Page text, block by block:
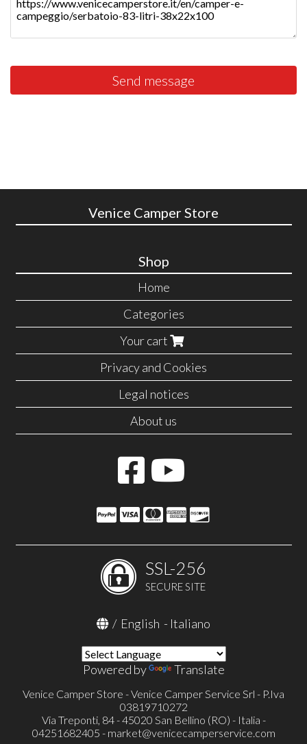
Send message
Venice Camper Store
Shop
Home
Categories
Your cart
Privacy and Cookies
Legal notices
About us
SSL-256
SECURE SITE
/ English - Italiano
Powered by Translate
Venice Camper Store - Venice Camper Service Srl - P.Iva
03819710272
Via Treponti, 84 - 45020 San Bellino (RO) - Italia -
04251682405 - market@venicecamperservice.com